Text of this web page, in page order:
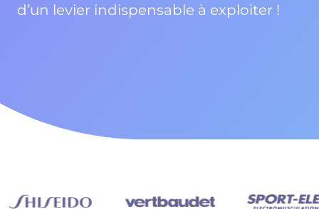
d’un levier indispensable à exploiter !